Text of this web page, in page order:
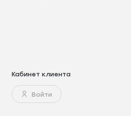
Кабинет клиента
Войти